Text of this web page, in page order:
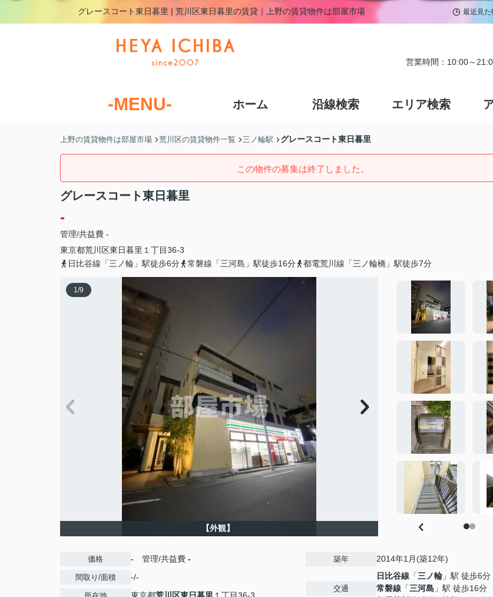
グレースコート東日暮里 | 荒川区東日暮里の賃貸｜上野の賃貸物件は部屋市場 最近見た
営業時間：10:00～
-MENU- ホーム 沿線検索 エリア検索
上野の賃貸物件は部屋市場 荒川区の賃貸物件一覧 三ノ輪駅 グレースコート東日暮里
この物件の募集は終了しました。
グレースコート東日暮里
-
管理/共益費 -
東京都荒川区東日暮里 １丁目36-3
日比谷線「三ノ輪」駅徒歩6分
常磐線「三河島」駅徒歩16分 都電荒川線「三ノ輪橋」駅徒歩7分
1/9
【外観】
価格 - 管理/共益費 -
間取り/面積 -/-
築年 2014年1月(築12年)
交通
日比谷線 「三ノ輪 」駅 徒歩6分
常磐線 「三河島 」駅 徒歩16分